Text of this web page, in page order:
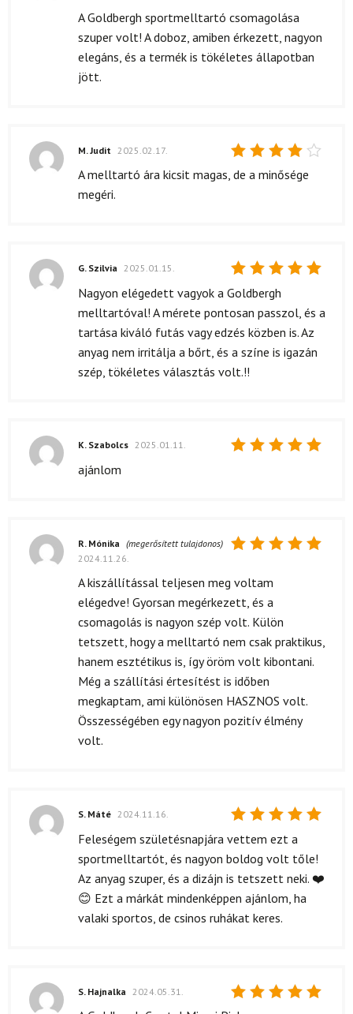
5/ 5
A Goldbergh sportmelltartó csomagolása
szuper volt! A doboz, amiben érkezett, nagyon
elegáns, és a termék is tökéletes állapotban
jött.
Értékelés:
M. Judit 2025.02.17.
A melltartó ára kicsit magas, de a minősége
megéri.
Értékelés:
/ 5
G. Szilvia 2025.01.15.
Nagyon elégedett vagyok a Goldbergh
melltartóval! A mérete pontosan passzol, és a
tartása kiváló futás vagy edzés közben is. Az
anyag nem irritálja a bőrt, és a színe is igazán
szép, tökéletes választás volt.!!
K. Szabolcs 2025.01.11.
ajánlom
5/ 5
R. Mónika (megerősített tulajdonos)
2024.11.26.
A kiszállítással teljesen meg voltam
elégedve! Gyorsan megérkezett, és a
csomagolás is nagyon szép volt. Külön
tetszett, hogy a melltartó nem csak praktikus,
hanem esztétikus is, így öröm volt kibontani.
Még a szállítási értesítést is időben
megkaptam, ami különösen HASZNOS volt.
Összességében egy nagyon pozitív élmény
volt.
Értékelés:
S. Máté 2024.11.16.
Feleségem születésnapjára vettem ezt a
sportmelltartót, és nagyon boldog volt tőle!
Az anyag szuper, és a dizájn is tetszett neki. ❤️
😊 Ezt a márkát mindenképpen ajánlom, ha
valaki sportos, de csinos ruhákat keres.
S. Hajnalka 2024.05.31.